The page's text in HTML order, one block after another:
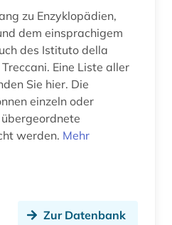
zu Enzyklopädien,
dem einsprachigem
des Istituto della
Eine Liste aller
Sie hier. Die
einzeln oder
werden. Mehr
Zur Datenbank